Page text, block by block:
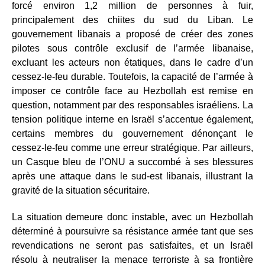
forcé environ 1,2 million de personnes à fuir,
principalement des chiites du sud du Liban. Le
gouvernement libanais a proposé de créer des zones
pilotes sous contrôle exclusif de l’armée libanaise,
excluant les acteurs non étatiques, dans le cadre d’un
cessez-le-feu durable. Toutefois, la capacité de l’armée à
imposer ce contrôle face au Hezbollah est remise en
question, notamment par des responsables israéliens. La
tension politique interne en Israël s’accentue également,
certains membres du gouvernement dénonçant le
cessez-le-feu comme une erreur stratégique. Par ailleurs,
un Casque bleu de l’ONU a succombé à ses blessures
après une attaque dans le sud-est libanais, illustrant la
gravité de la situation sécuritaire.
La situation demeure donc instable, avec un Hezbollah
déterminé à poursuivre sa résistance armée tant que ses
revendications ne seront pas satisfaites, et un Israël
résolu à neutraliser la menace terroriste à sa frontière